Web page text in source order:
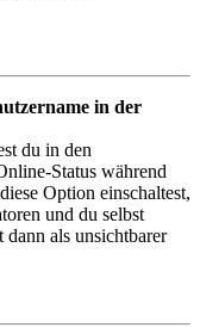
in der
du in den
Status während
Option einschaltest,
und du selbst
als unsichtbarer